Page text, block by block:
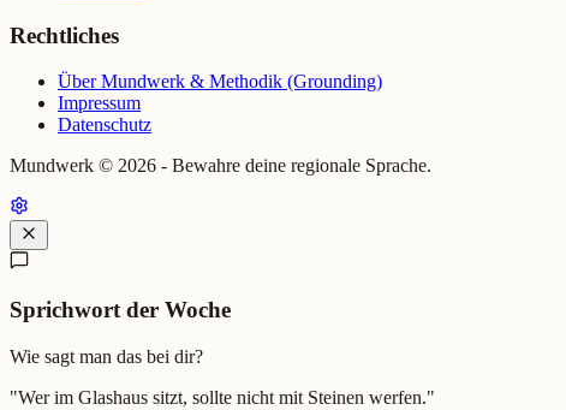
Rechtliches
Über Mundwerk & Methodik (Grounding)
Impressum
Datenschutz
Mundwerk © 2026 - Bewahre deine regionale Sprache.
Sprichwort der Woche
Wie sagt man das bei dir?
"Wer im Glashaus sitzt, sollte nicht mit Steinen werfen."